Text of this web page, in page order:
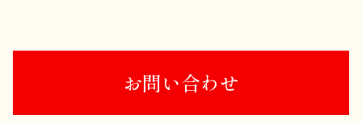
お問い合わせ